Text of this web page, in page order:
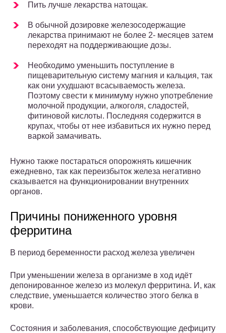
Пить лучше лекарства натощак.
В обычной дозировке железосодержащие
лекарства принимают не более 2- месяцев затем
переходят на поддерживающие дозы.
Необходимо уменьшить поступление в
пищеварительную систему магния и кальция, так
как они ухудшают всасываемость железа.
Поэтому свести к минимуму нужно употребление
молочной продукции, алкоголя, сладостей,
фитиновой кислоты. Последняя содержится в
крупах, чтобы от нее избавиться их нужно перед
варкой замачивать.
Нужно также постараться опорожнять кишечник
ежедневно, так как переизбыток железа негативно
сказывается на функционировании внутренних
органов.
Причины пониженного уровня
ферритина
В период беременности расход железа увеличен
При уменьшении железа в организме в ход идёт
депонированное железо из молекул ферритина. И, как
следствие, уменьшается количество этого белка в
крови.
Состояния и заболевания, способствующие дефициту